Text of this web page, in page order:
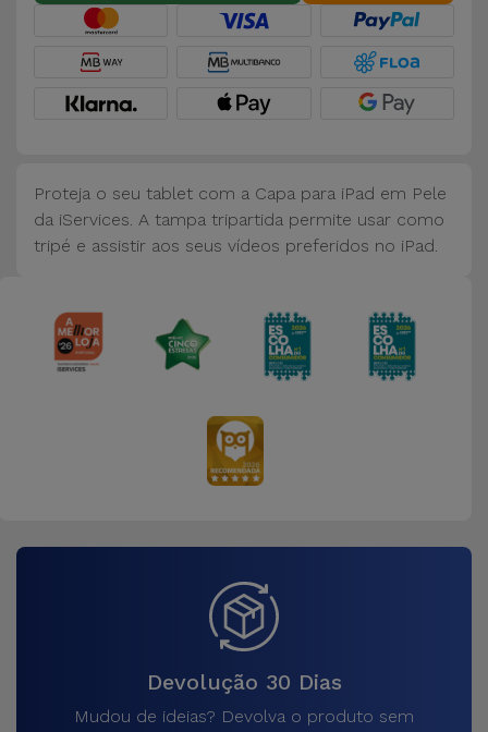
Acessórios
Computador
iPad e
Tablet
Ver
tudo
Proteja o seu tablet com a Capa para iPad em Pele
da iServices. A tampa tripartida permite usar como
tripé e assistir aos seus vídeos preferidos no iPad.
Devolução 30 Dias
Mudou de ideias? Devolva o produto sem